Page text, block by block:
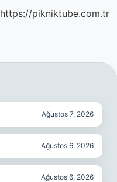
https://pikniktube.com.tr
Ağustos 7, 2026
Ağustos 6, 2026
Ağustos 6, 2026